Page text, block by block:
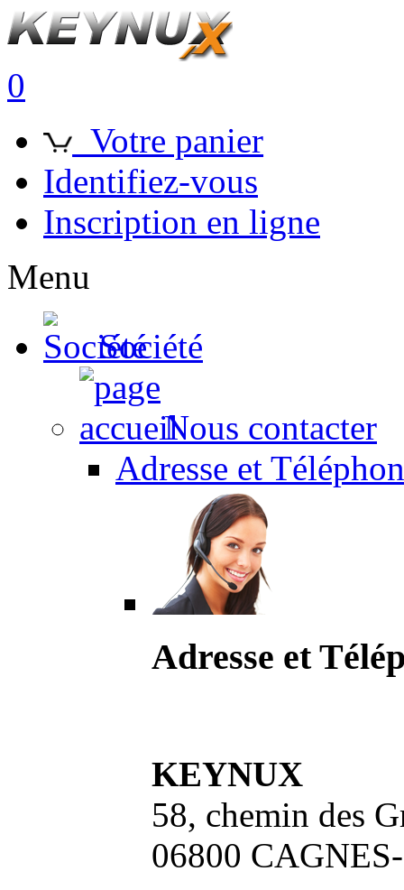
0
Votre panier
Identifiez-vous
Inscription en ligne
Menu
Société
Nous contacter
Adresse et
Adresse et
KEYNUX
58, chemin des
06800